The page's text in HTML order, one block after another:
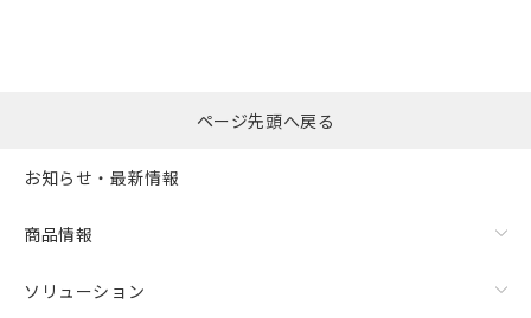
ページ先頭へ戻る
お知らせ・最新情報
商品情報
ソリューション